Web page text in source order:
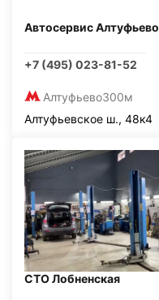
Автосервис Алтуфьево
+7 (495) 023-81-52
Алтуфьево300м
Алтуфьевское ш., 48к4
СТО Лобненская